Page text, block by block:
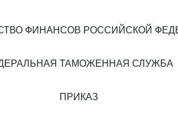
ФИНАНСОВ РОССИЙСКОЙ
ТАМОЖЕННАЯ СЛУЖБА
ПРИКАЗ